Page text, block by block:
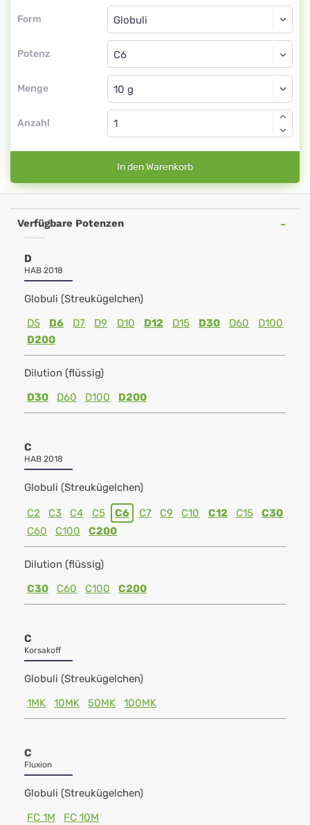
Form
Form
Potenz
Globuli
C6
Menge
Globuli
Anzahl
In den Warenkorb
Verfügbare Potenzen
D
HAB 2018
Globuli (Streukügelchen)
D5
D6 D7 D9 D10 D12 D15 D30 D60
D100
D200
Dilution (flüssig)
D30
D60 D100 D200
C
HAB 2018
Globuli (Streukügelchen)
C2 C3 C4 C5 C6 C7 C9 C10 C12 C15
C30
C60
C100 C200
Dilution (flüssig)
C30
C60 C100 C200
C
Korsakoff
Globuli (Streukügelchen)
1MK
10MK 50MK 100MK
C
Fluxion
Globuli (Streukügelchen)
FC 1M
FC 10M